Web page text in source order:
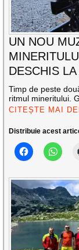
UN NOU
DESCHIS
Timp de peste
ritmul mineritului.
CITEȘTE MAI
Distribuie acest